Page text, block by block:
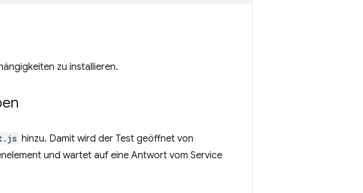
zu installieren.
hinzu. Damit wird der Test geöffnet von
und wartet auf eine Antwort vom Service